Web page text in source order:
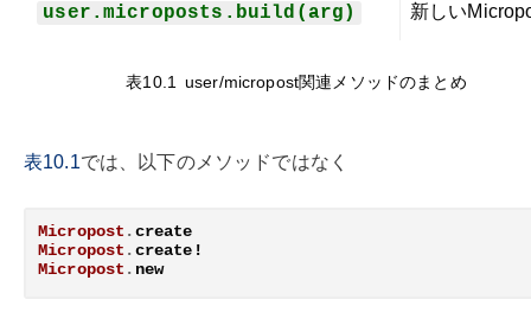
user.microposts.build(arg) 新しい
表10.1 user/micropost関連メソッドのまとめ
表10.1では、以下のメソッドではなく
Micropost .create
Micropost .create!
Micropost . new